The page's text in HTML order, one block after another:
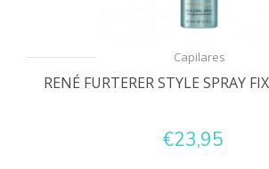
Capilares
RENÉ FURTERER STYLE SPRAY
€23,95